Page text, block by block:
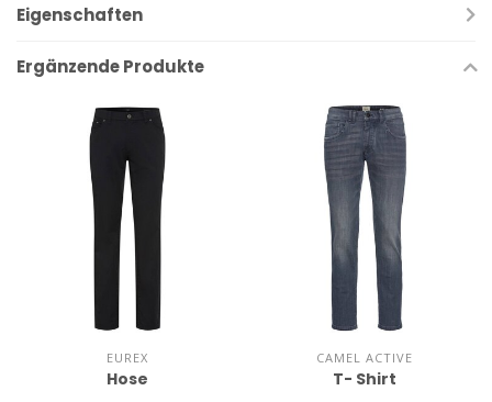
Eigenschaften
Ergänzende Produkte
EUREX
Hose
CAMEL ACTIVE
T- Shirt